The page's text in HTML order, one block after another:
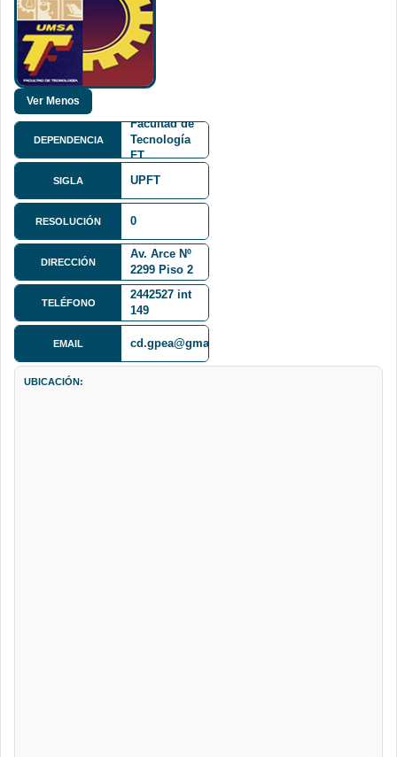
DEPENDENCIA
Facultad de
Tecnología
FT
SIGLA UPFT
RESOLUCIÓN 0
DIRECCIÓN
Av. Arce Nº
2299 Piso 2
TELÉFONO
2442527 int
149
EMAIL cd.gpea@gmail.com
UBICACIÓN: